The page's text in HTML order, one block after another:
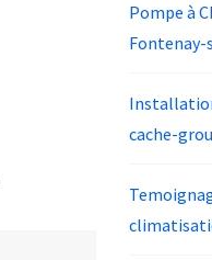
Pompe à
Fontenay-
cache-